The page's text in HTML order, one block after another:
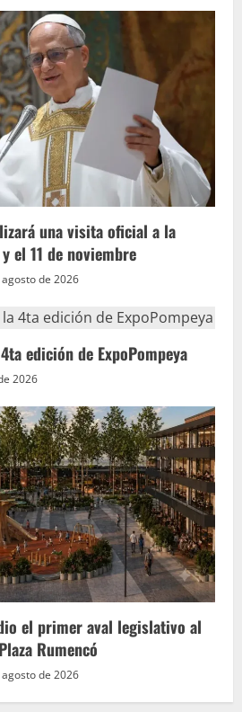
una visita oficial a la
el 11 de noviembre
de 2026
edición de ExpoPompeya
2026
el primer aval legislativo al
Rumencó
de 2026